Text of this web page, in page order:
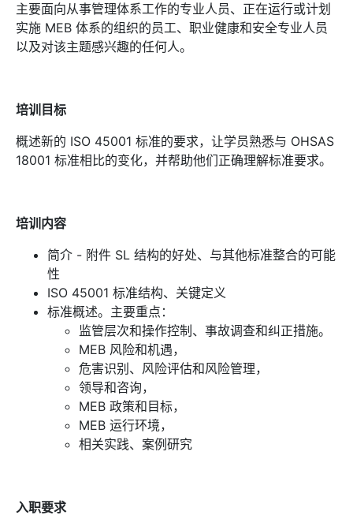
主要面向从事管理体系工作的专业人员、正在运行或计划
实施 MEB 体系的组织的员工、职业健康和安全专业人员
以及对该主题感兴趣的任何人。
培训目标
概述新的 ISO 45001 标准的要求，让学员熟悉与 OHSAS
18001 标准相比的变化，并帮助他们正确理解标准要求。
培训内容
简介 - 附件 SL 结构的好处、与其他标准整合的可能
性
ISO 45001 标准结构、关键定义
标准概述。主要重点：
监管层次和操作控制、事故调查和纠正措施。
MEB 风险和机遇，
危害识别、风险评估和风险管理，
领导和咨询，
MEB 政策和目标，
MEB 运行环境，
相关实践、案例研究
入职要求